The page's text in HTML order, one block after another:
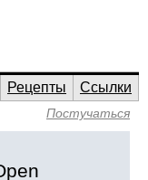
Рецепты
Ссылки
Постучаться